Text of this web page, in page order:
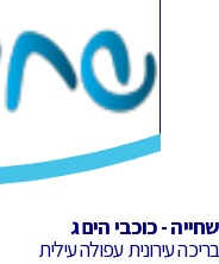
שחייה - כוכבי הים ג
בריכה עירונית עפולה עילית